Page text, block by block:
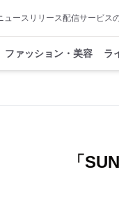
ュースリリース配信サービス
ファッション・美容 ラ
「